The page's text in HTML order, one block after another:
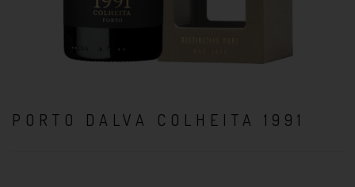
PORTO DALVA COLHEITA 1991